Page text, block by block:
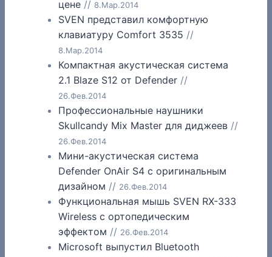
цене // 8.Мар.2014
SVEN представил комфортную
клавиатуру Comfort 3535 //
8.Мар.2014
Компактная акустическая система
2.1 Blaze S12 от Defender //
26.Фев.2014
Профессиональные наушники
Skullcandy Mix Master для диджеев //
26.Фев.2014
Мини-акустическая система
Defender OnAir S4 с оригинальным
дизайном // 26.Фев.2014
Функциональная мышь SVEN RX-333
Wireless с ортопедическим
эффектом // 26.Фев.2014
Microsoft выпустил Bluetooth